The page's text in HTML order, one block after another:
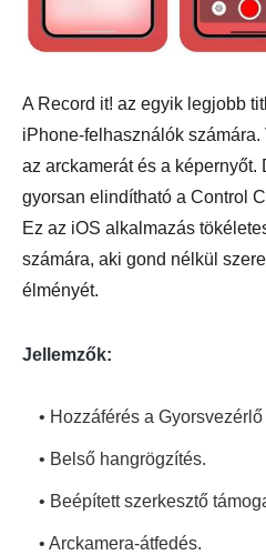
A Record it! az egyik legjobb
iPhone-felhasználók
az arckamerát és a képernyőt.
gyorsan elindítható a Control
Ez az iOS alkalmazás
számára, aki gond nélkül
élményét.
Jellemzők:
• Hozzáférés a
• Belső hangrögzítés.
• Beépített szerkesztő
• Arckamera-átfedés.